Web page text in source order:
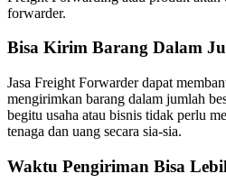
forwarder.
Bisa Kirim Barang Dalam
Jasa Freight Forwarder dapat
mengirimkan barang dalam jumlah
begitu usaha atau bisnis tidak perlu
tenaga dan uang secara sia-sia.
Waktu Pengiriman Bisa